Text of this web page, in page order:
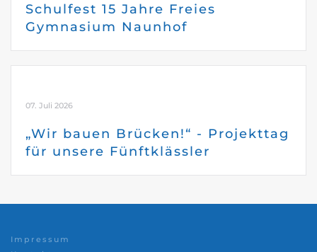
Schulfest 15 Jahre Freies
Gymnasium Naunhof
07. Juli 2026
„Wir bauen Brücken!“ - Projekttag
für unsere Fünftklässler
Impressum